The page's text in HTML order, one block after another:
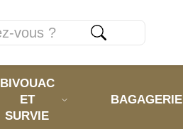
BIVOUAC
ET
SURVIE
BAGAGERIE